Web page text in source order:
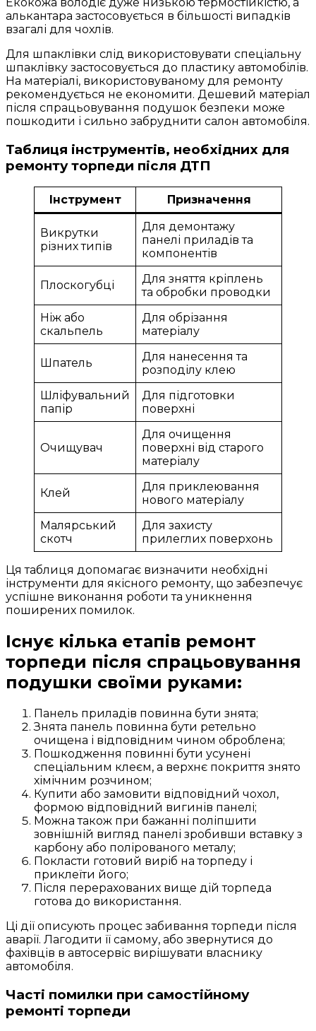
алькантара застосовується в більшості випадків
взагалі для чохлів.
Для шпаклівки слід використовувати спеціальну
шпаклівку застосовується до пластику автомобілів.
На матеріалі, використовуваному для ремонту
рекомендується не економити. Дешевий матеріал
після спрацьовування подушок безпеки може
пошкодити і сильно забруднити салон автомобіля.
Таблиця інструментів, необхідних для
ремонту торпеди після ДТП
Інструмент Призначення
Викрутки
різних типів
Для демонтажу
панелі приладів та
компонентів
Плоскогубці
Для зняття кріплень
та обробки проводки
Ніж або
скальпель
Для обрізання
матеріалу
Шпатель
Для нанесення та
розподілу клею
Шліфувальний
папір
Для підготовки
поверхні
Очищувач
Для очищення
поверхні від старого
матеріалу
Клей
Для приклеювання
нового матеріалу
Малярський
скотч
Для захисту
прилеглих поверхонь
Ця таблиця допомагає визначити необхідні
інструменти для якісного ремонту, що забезпечує
успішне виконання роботи та уникнення
поширених помилок.
Існує кілька етапів ремонт
торпеди після спрацьовування
подушки своїми руками:
Панель приладів повинна бути знята;
Знята панель повинна бути ретельно
очищена і відповідним чином оброблена;
Пошкодження повинні бути усунені
спеціальним клеєм, а верхнє покриття знято
хімічним розчином;
Купити або замовити відповідний чохол,
формою відповідний вигинів панелі;
Можна також при бажанні поліпшити
зовнішній вигляд панелі зробивши вставку з
карбону або полірованого металу;
Покласти готовий виріб на торпеду і
приклеїти його;
Після перерахованих вище дій торпеда
готова до використання.
Ці дії описують процес забивання торпеди після
аварії. Лагодити її самому, або звернутися до
фахівців в автосервіс вирішувати власнику
автомобіля.
Часті помилки при самостійному
ремонті торпеди